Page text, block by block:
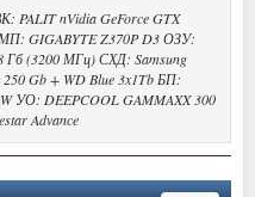
PALIT nVidia GeForce GTX
GIGABYTE Z370P D3 ОЗУ:
Гб (3200 МГц) СХД: Samsung
250 Gb + WD Blue 3x1Tb БП:
УО: DEEPCOOL GAMMAXX 300
Advance